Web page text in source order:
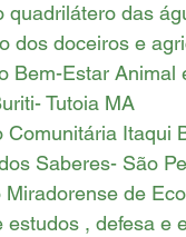
quadrilátero das
dos doceiros e
Bem-Estar Animal
Tutoia MA
Comunitária Itaqui
Saberes- São
de
, defesa e